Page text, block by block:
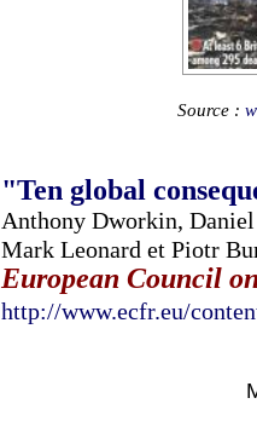
Source :
"Ten global
Anthony Dworkin,
Mark Leonard et Piotr
European Council
http://www.ecfr.eu/